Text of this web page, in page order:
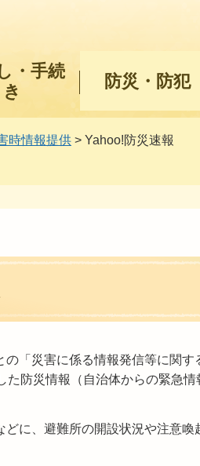
・手続
き
防災・防犯
時情報提供 > Yahoo!防災速報
「災害に係る情報発信等に関
た防災情報（自治体からの緊急
に、避難所の開設状況や注意